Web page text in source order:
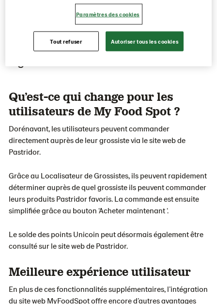
vous connaissez bien resteront
inchangés, mais quelques
nouveautés importantes sont à
Qu’est-ce qui change pour les
utilisateurs de My Food Spot ?
Dorénavant, les utilisateurs peuvent commander
directement auprès de leur grossiste via le site web de
Pastridor.
Grâce au Localisateur de Grossistes, ils peuvent rapidement
déterminer auprès de quel grossiste ils peuvent commander
leurs produits Pastridor favoris. La commande est ensuite
simplifiée grâce au bouton ‘Acheter maintenant ‘.
Le solde des points Unicoin peut désormais également être
consulté sur le site web de Pastridor.
Meilleure expérience utilisateur
En plus de ces fonctionnalités supplémentaires, l’intégration
du site web MyFoodSpot offre encore d’autres avantages
Paramètres des cookies
Tout refuser Autoriser tous les cookies